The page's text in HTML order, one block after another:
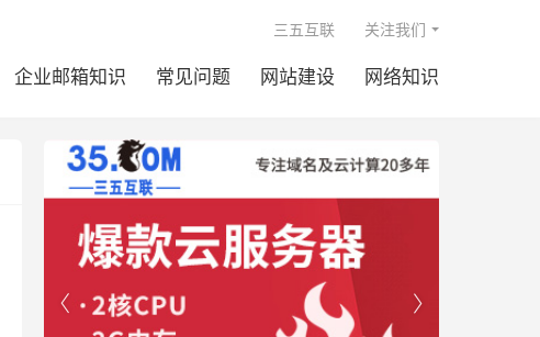
企业邮箱知识 常见问题 网站建设 网络知识
三五互联 关注我们

